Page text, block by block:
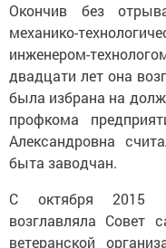
Окончив без
механико-
инженером-
двадцати лет она
была избрана на
профкома
Александровна
быта заводчан.
С октября 2015
возглавляла Совет
ветеранской